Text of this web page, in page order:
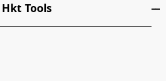
Hkt Tools